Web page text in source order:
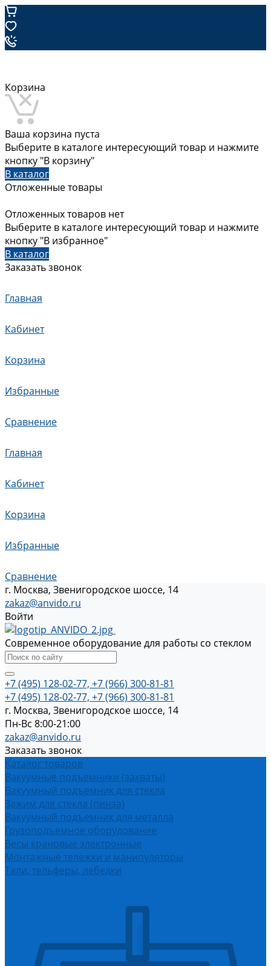
Корзина
Ваша корзина пуста
Выберите в каталоге интересующий товар и нажмите
кнопку "В корзину"
В каталог
Отложенные товары
Отложенных товаров нет
Выберите в каталоге интересующий товар и нажмите
кнопку "В избранное"
В каталог
Заказать звонок
Главная
Кабинет
Корзина
Избранные
Сравнение
Главная
Кабинет
Корзина
Избранные
Сравнение
г. Москва, Звенигородское шоссе, 14
zakaz@anvido.ru
Войти
Современное оборудование для работы со стеклом
+7 (495) 128-02-77, +7 (966) 300-81-81
+7 (495) 128-02-77, +7 (966) 300-81-81
г. Москва, Звенигородское шоссе, 14
Пн-Вс 8:00-21:00
zakaz@anvido.ru
Заказать звонок
Каталог товаров
Вакуумные подъемники (захваты)
Вакуумный подъемник для стекла
Зажим для стекла (пинза)
Вакуумный подъемник для металла
Грузоподъемное оборудование
Весы крановые электронные
Монтажные тележки и манипуляторы
Тали, тельферы, лебедки